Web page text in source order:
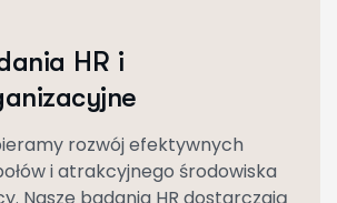
HR i
rozwój efektywnych
i atrakcyjnego środowiska